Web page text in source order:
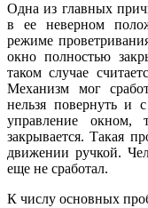
Одна из главных
в ее неверном
режиме
окно полностью
таком случае
Механизм мог
нельзя повернуть и
управление
закрывается. Такая
движении ручкой.
еще не сработал.
К числу основных